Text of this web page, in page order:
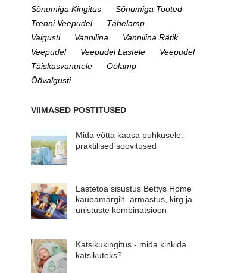
Sõnumiga Kingitus
Sõnumiga Tooted
Trenni Veepudel
Tähelamp
Valgusti
Vannilina
Vannilina Rätik
Veepudel
Veepudel Lastele
Veepudel
Täiskasvanutele
Öölamp
Öövalgusti
VIIMASED POSTITUSED
Mida võtta kaasa puhkusele:
praktilised soovitused
Lastetoa sisustus Bettys Home
kaubamärgilt- armastus, kirg ja
unistuste kombinatsioon
Katsikukingitus - mida kinkida
katsikuteks?